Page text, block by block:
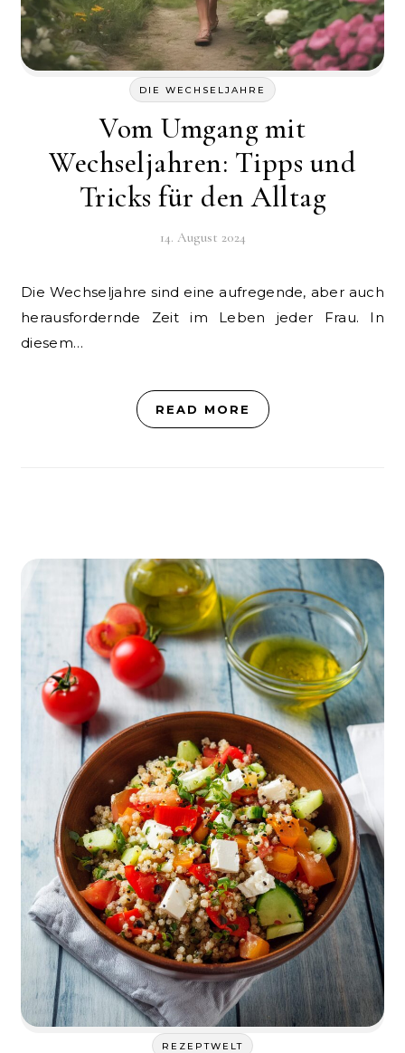
DIE WECHSELJAHRE
Vom Umgang mit
Wechseljahren: Tipps und
Tricks für den Alltag
14. August 2024
Die Wechseljahre sind eine aufregende, aber auch
herausfordernde Zeit im Leben jeder Frau. In
diesem…
READ MORE
REZEPTWELT